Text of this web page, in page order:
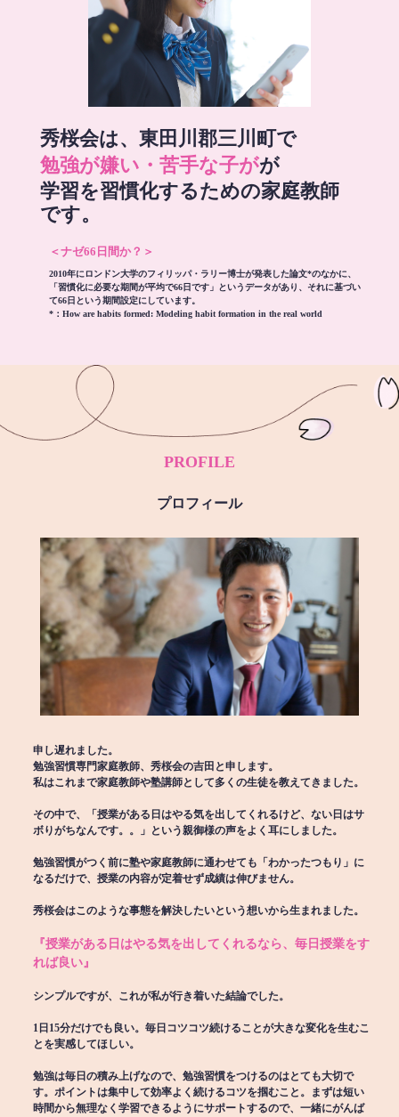
秀桜会は、東田川郡三川町で
勉強が嫌い・苦手な子がが
学習を習慣化するための家庭教師
です。
＜ナゼ66日間か？＞
2010年にロンドン大学のフィリッパ・ラリー博士が発表した論文*のなかに、
「習慣化に必要な期間が平均で66日です」というデータがあり、それに基づい
て66日という期間設定にしています。
*： How are habits formed: Modeling habit formation in the real world
PROFILE
プロフィール
申し遅れました。
勉強習慣専門家庭教師、秀桜会の吉田と申します。
私はこれまで家庭教師や塾講師として多くの生徒を教えてきました。
その中で、「授業がある日はやる気を出してくれるけど、ない日はサ
ボりがちなんです。。」という親御様の声をよく耳にしました。
勉強習慣がつく前に塾や家庭教師に通わせても「わかったつもり」に
なるだけで、授業の内容が定着せず成績は伸びません。
秀桜会はこのような事態を解決したいという想いから生まれました。
『授業がある日はやる気を出してくれるなら、毎日授業をす
れば良い』
シンプルですが、これが私が行き着いた結論でした。
1日15分だけでも良い。毎日コツコツ続けることが大きな変化を生むこ
とを実感してほしい。
勉強は毎日の積み上げなので、勉強習慣をつけるのはとても大切で
す。ポイントは集中して効率よく続けるコツを掴むこと。まずは短い
時間から無理なく学習できるようにサポートするので、一緒にがんば